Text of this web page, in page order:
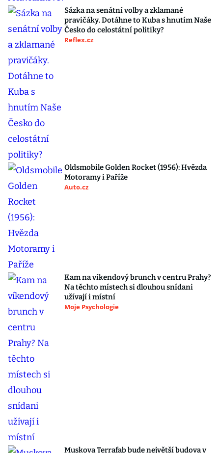
Sázka na senátní volby a zklamané
pravičáky. Dotáhne to Kuba s hnutím Naše
Česko do celostátní politiky?
Reflex.cz
Oldsmobile Golden Rocket (1956): Hvězda
Motoramy i Paříže
Auto.cz
Kam na víkendový brunch v centru Prahy?
Na těchto místech si dlouhou snídani
užívají i místní
Moje Psychologie
Muskova Terrafab bude největší budova v